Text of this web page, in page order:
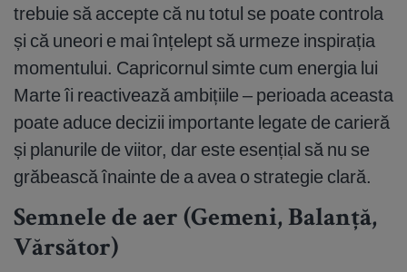
trebuie să accepte că nu totul se poate controla
și că uneori e mai înțelept să urmeze inspirația
momentului. Capricornul simte cum energia lui
Marte îi reactivează ambițiile – perioada aceasta
poate aduce decizii importante legate de carieră
și planurile de viitor, dar este esențial să nu se
grăbească înainte de a avea o strategie clară.
Semnele de aer (Gemeni, Balanță,
Vărsător)